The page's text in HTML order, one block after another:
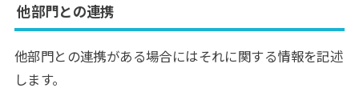
他部門との連携
他部門との連携がある場合にはそれに関する情報を記述
します。